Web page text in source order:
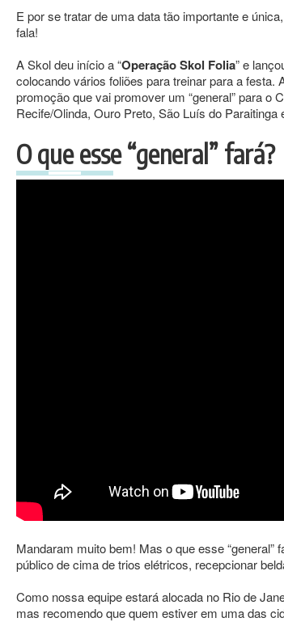
E por se tratar de uma data tão importante e
fala!
A Skol deu início a “Operação Skol Folia” e
colocando vários foliões para treinar para a
promoção que vai promover um “general” para
Recife/Olinda, Ouro Preto, São Luís do Paraitinga
O que esse “general” fará?
Mandaram muito bem! Mas o que esse
público de cima de trios elétricos, recepcionar
Como nossa equipe estará alocada no Rio de
mas recomendo que quem estiver em uma das